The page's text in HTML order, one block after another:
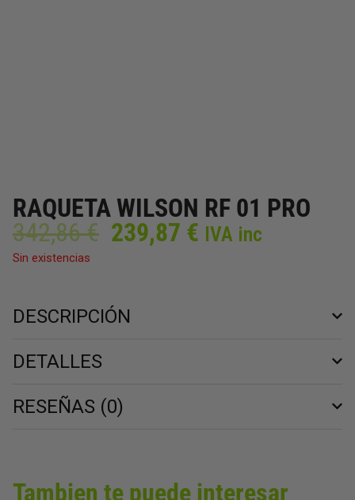
RAQUETA WILSON RF 01 PRO
342,86€ El
precio
342,86 €.
239,87 € El
precio
IVA inc
Sin existencias
DESCRIPCIÓN
DETALLES
RESEÑAS (0)
Tambien te puede interesar